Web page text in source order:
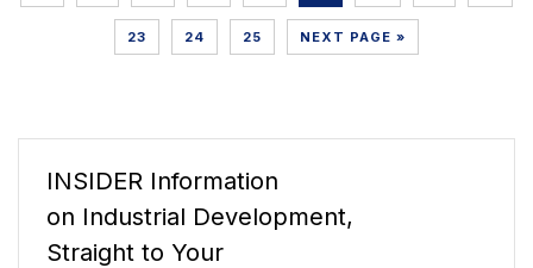
23 24 25 NEXT PAGE »
INSIDER Information
on Industrial Development,
Straight to Your